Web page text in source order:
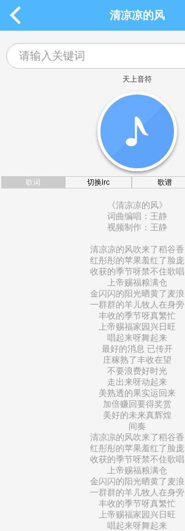
清凉凉的风
天上音符
歌词 切换lrc 歌谱
《清凉凉的风》
词曲编唱：王静
视频制作：王静
清凉凉的风吹来了稻谷香
红彤彤的苹果羞红了脸庞
收获的季节呀禁不住歌唱
上帝赐福粮满仓
金闪闪的阳光晒黄了麦浪
一群群的羊儿牧人在身旁
丰收的季节呀真繁忙
上帝赐福家园兴日旺
唱起来呀舞起来
最好的消息 已传开
庄稼熟了丰收在望
不要浪费好时光
走出来呀动起来
美熟透的果实运回来
加倍赚回要得奖赏
美好的未来真辉煌
​间奏
​清凉凉的风吹来了稻谷香
红彤彤的苹果羞红了脸庞
收获的季节呀禁不住歌唱
上帝赐福粮满仓
金闪闪的阳光晒黄了麦浪
一群群的羊儿牧人在身旁
丰收的季节呀真繁忙
上帝赐福家园兴日旺
唱起来呀舞起来